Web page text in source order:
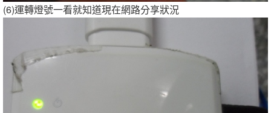
(6)運轉燈號一看就知道現在網路分享狀況